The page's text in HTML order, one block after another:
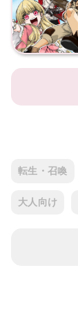
転生・召喚
大人向け